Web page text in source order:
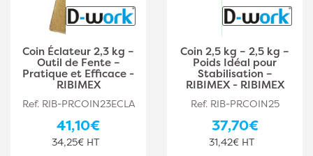
Coin Éclateur 2,3 kg –
Outil de Fente –
Pratique et Efficace -
RIBIMEX
Ref. RIB-PRCOIN23ECLA
41,10€
34,25€ HT
Coin 2,5 kg – 2,5 kg –
Poids Idéal pour
Stabilisation –
RIBIMEX - RIBIMEX
Ref. RIB-PRCOIN25
37,70€
31,42€ HT